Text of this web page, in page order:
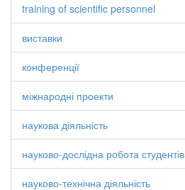
training of scientific personnel
виставки
конференції
міжнародні проекти
наукова діяльність
науково-дослідна робота студентів
науково-технічна діяльність